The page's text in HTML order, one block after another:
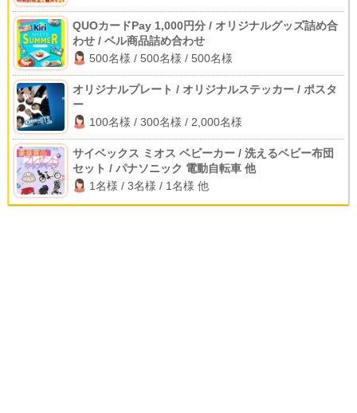
QUOカードPay 1,000円分 / オリジナルグッズ詰め合
わせ / ベル商品詰め合わせ
500名様 / 500名様 / 500名様
オリジナルプレート / オリジナルステッカー / ポスタ
ー
100名様 / 300名様 / 2,000名様
サイベックス ミオス ベビーカー / 洗えるベビー布団
セット / パナソニック 電動自転車 他
1名様 / 3名様 / 1名様 他